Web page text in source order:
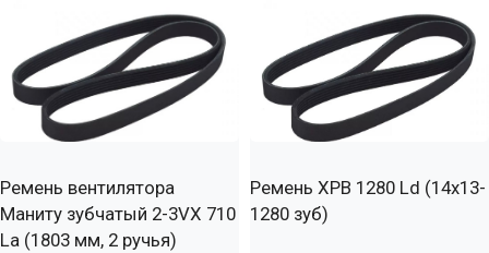
Ремень вентилятора
Маниту зубчатый 2-3VX 710
La (1803 мм, 2 ручья)
Ремень XPB 1280 Ld (14х13-
1280 зуб)